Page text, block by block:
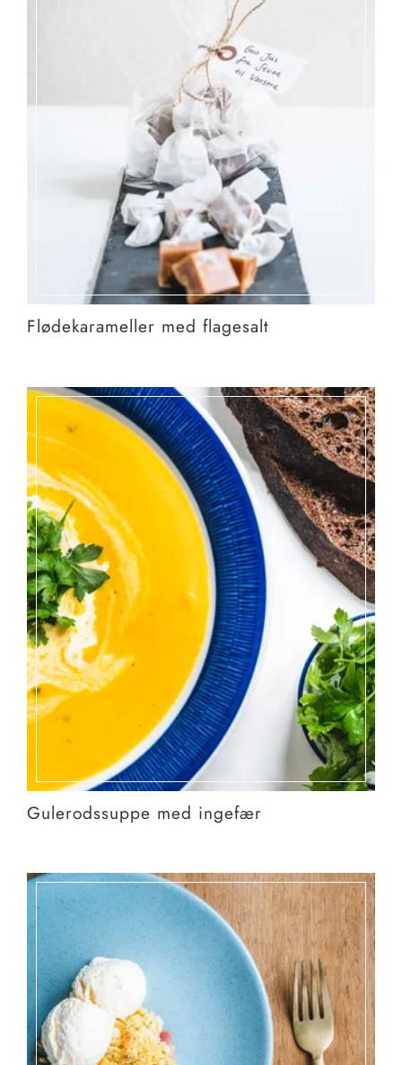
Flødekarameller med flagesalt
Gulerodssuppe med ingefær